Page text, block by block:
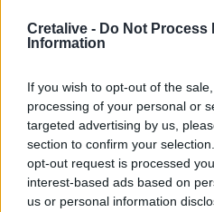
Cretalive - Do Not Process
Information
If you wish to opt-out of the
processing of your personal or
targeted advertising by us,
section to confirm your
opt-out request is processed
interest-based ads based on
us or personal information
Ρέθυμνο: Μήνυμα αισιοδοξίας
πυρκαγιές στο νότο
09:44
Κομμός: Η συγκινητική «πρώτη
Καρέτα Καρέτα - Βίντεο
09:33
ΒΟΑΚ: Ολιγόλεπτη διακοπή
Νεάπολη – Άγιος Νικόλαος